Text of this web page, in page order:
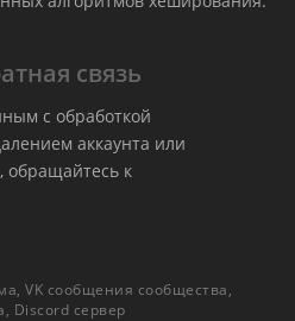
связь
с обработкой
аккаунта или
к
VK сообщения сообщества,
Discord сервер